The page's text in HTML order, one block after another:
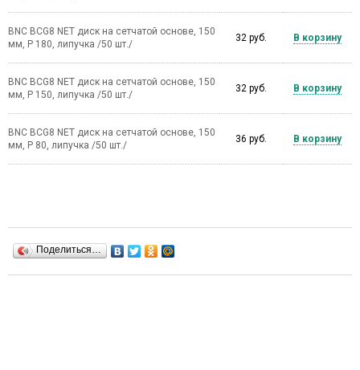
BNC BCG8 NET диск на сетчатой основе, 150
мм, Р 180, липучка /50 шт./
32 руб. В корзину
BNC BCG8 NET диск на сетчатой основе, 150
мм, Р 150, липучка /50 шт./
32 руб. В корзину
BNC BCG8 NET диск на сетчатой основе, 150
мм, Р 80, липучка /50 шт./
36 руб. В корзину
Поделиться…